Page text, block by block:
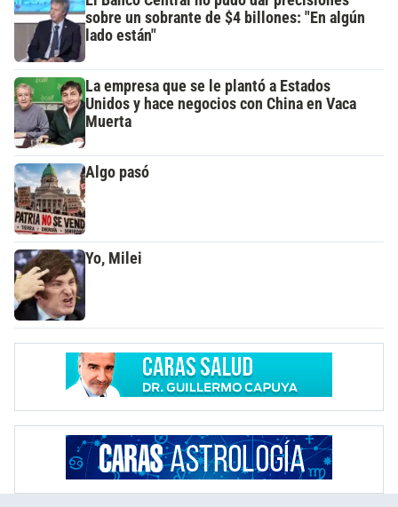
sobre un sobrante de $4 billones: "En algún
lado están"
La empresa que se le plantó a Estados
Unidos y hace negocios con China en Vaca
Muerta
Algo pasó
Yo, Milei